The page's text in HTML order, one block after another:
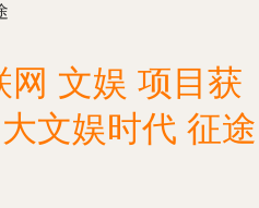
网 文娱 项目获
文娱时代 征途